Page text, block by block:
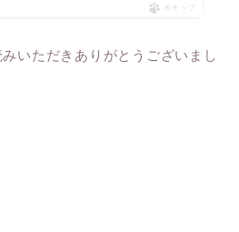
ポチップ
いただきありがとうございまし